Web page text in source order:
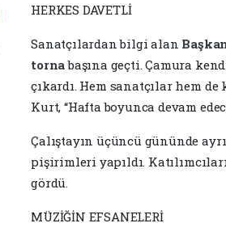
HERKES DAVETLİ
Sanatçılardan bilgi alan
tornabaşına geçti. Çamura
çıkardı. Hem sanatçılar hem
Kurt, “Hafta boyunca devam
Çalıştayın üçüncü gününde
pişirimleri yapıldı.
gördü.
MÜZİĞİN EFSANELERİ